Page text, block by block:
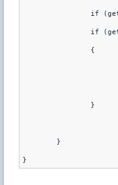
if
if
		{
		}
	}